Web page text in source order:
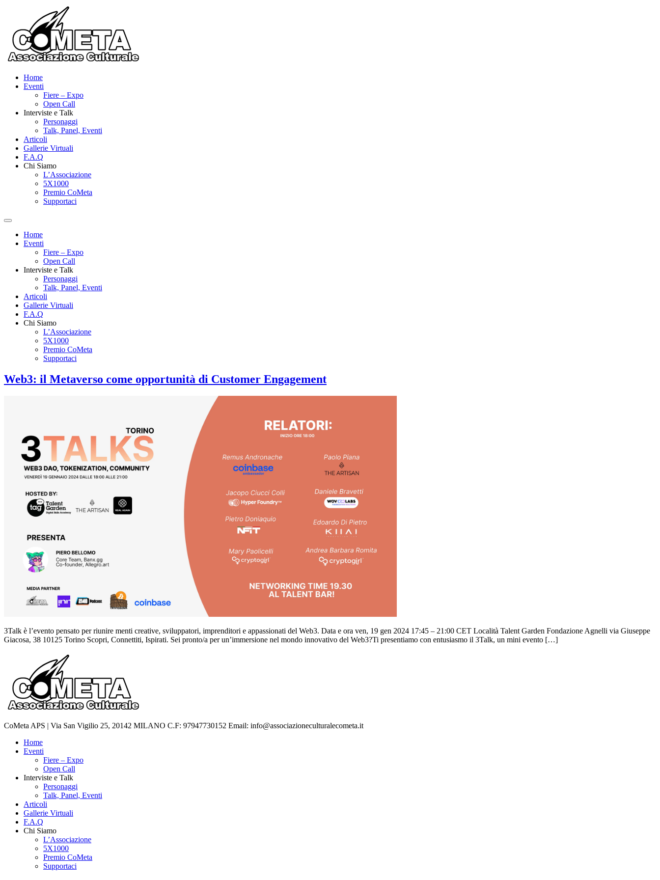
contenuto
Home
Eventi
Fiere – Expo
Open Call
Interviste e Talk
Personaggi
Talk, Panel, Eventi
Articoli
Gallerie Virtuali
F.A.Q
Chi Siamo
L’Associazione
5X1000
Premio CoMeta
Supportaci
Home
Eventi
Fiere – Expo
Open Call
Interviste e Talk
Personaggi
Talk, Panel, Eventi
Articoli
Gallerie Virtuali
F.A.Q
Chi Siamo
L’Associazione
5X1000
Premio CoMeta
Supportaci
Web3: il Metaverso come opportunità di Customer Engagement
3Talk è l’evento pensato per riunire menti creative, sviluppatori, imprenditori e appassionati del Web3. Data e ora ven, 19 gen 2024 17:45 – 21:00 CET Località Talent Garden Fondazione Agnelli via Giuseppe
Giacosa, 38 10125 Torino Scopri, Connettiti, Ispirati. Sei pronto/a per un’immersione nel mondo innovativo del Web3?Ti presentiamo con entusiasmo il 3Talk, un mini evento […]
CoMeta APS | Via San Vigilio 25, 20142 MILANO C.F: 97947730152 Email: info@associazioneculturalecometa.it
Home
Eventi
Fiere – Expo
Open Call
Interviste e Talk
Personaggi
Talk, Panel, Eventi
Articoli
Gallerie Virtuali
F.A.Q
Chi Siamo
L’Associazione
5X1000
Premio CoMeta
Supportaci